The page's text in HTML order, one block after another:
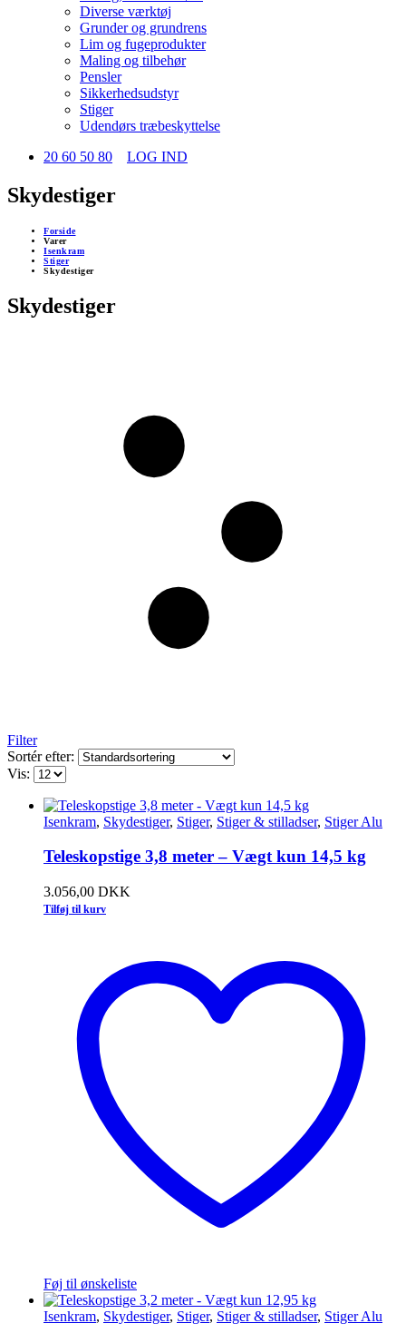
Diverse værktøj
Grunder og grundrens
Lim og fugeprodukter
Maling og tilbehør
Pensler
Sikkerhedsudstyr
Stiger
Udendørs træbeskyttelse
20 60 50 80
LOG IND
Skydestiger
Forside
Varer
Isenkram
Stiger
Skydestiger
Skydestiger
Filter
Sortér efter:
Vis:
Isenkram, Skydestiger, Stiger, Stiger & stilladser, Stiger Alu
Teleskopstige 3,8 meter – Vægt kun 14,5 kg
3.056,00 DKK
Tilføj til kurv
Føj til ønskeliste
Isenkram, Skydestiger, Stiger, Stiger & stilladser, Stiger Alu